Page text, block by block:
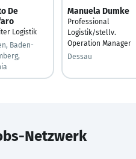
De
Logistik
Baden-
Manuela Dumke
Professional
Logistik/stellv.
Operation Manager
Dessau
Netzwerk